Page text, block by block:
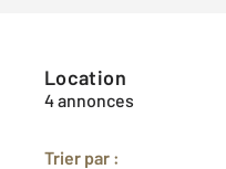
Location
4 annonces
Trier par :